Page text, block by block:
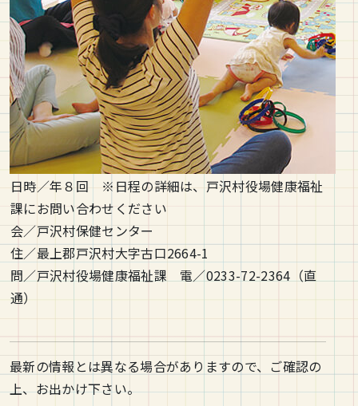
日時／年８回 ※日程の詳細は、戸沢村役場健康福祉
課にお問い合わせください
会／戸沢村保健センター
住／最上郡戸沢村大字古口2664-1
問／戸沢村役場健康福祉課 電／0233-72-2364（直
通）
最新の情報とは異なる場合がありますので、ご確認の
上、お出かけ下さい。